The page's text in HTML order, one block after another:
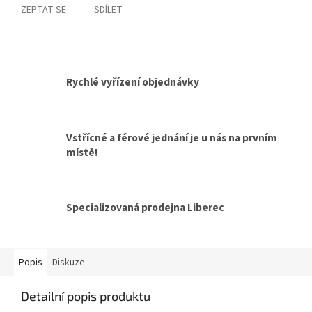
ZEPTAT SE SDÍLET
Rychlé vyřízení objednávky
Vstřícné a férové jednání je u nás na prvním
místě!
Specializovaná prodejna Liberec
Popis Diskuze
Detailní popis produktu